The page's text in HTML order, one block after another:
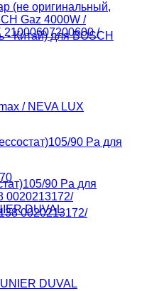
(не оригинальный,
Gaz 4000W /
21000607200600 /
90 Pa для
0020213172/
DUVAL